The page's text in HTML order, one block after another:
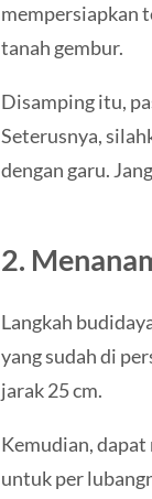
mempersiapkan
tanah gembur.
Disamping itu,
Seterusnya,
dengan garu.
2.
Langkah
yang sudah di
jarak 25 cm.
Kemudian,
untuk per